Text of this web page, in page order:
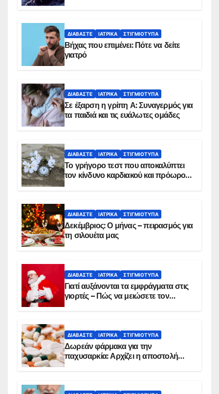
ΔΙΑΒΆΣΤΕ ΙΑΤΡΙΚΆ ΣΤΙΓΜΙΌΤΥΠΑ
Βήχας που επιμένει: Πότε να δείτε
γιατρό
ΔΙΑΒΆΣΤΕ ΙΑΤΡΙΚΆ ΣΤΙΓΜΙΌΤΥΠΑ
Σε έξαρση η γρίπη Α: Συναγερμός για
τα παιδιά και τις ευάλωτες ομάδες
ΔΙΑΒΆΣΤΕ ΙΑΤΡΙΚΆ ΣΤΙΓΜΙΌΤΥΠΑ
Το γρήγορο τεστ που αποκαλύπτει
τον κίνδυνο καρδιακού και πρόωρου
ΔΙΑΒΆΣΤΕ ΙΑΤΡΙΚΆ ΣΤΙΓΜΙΌΤΥΠΑ
Δεκέμβριος: Ο μήνας – πειρασμός για
τη σιλουέτα μας
ΔΙΑΒΆΣΤΕ ΙΑΤΡΙΚΆ ΣΤΙΓΜΙΌΤΥΠΑ
Γιατί αυξάνονται τα εμφράγματα στις
γιορτές – Πώς να μειώσετε τον
ΔΙΑΒΆΣΤΕ ΙΑΤΡΙΚΆ ΣΤΙΓΜΙΌΤΥΠΑ
Δωρεάν φάρμακα για την
παχυσαρκία: Αρχίζει η αποστολή